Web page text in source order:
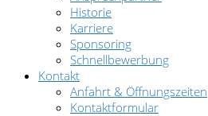
Historie
Karriere
Sponsoring
Schnellbewerbung
Kontakt
Anfahrt & Öffnungszeiten
Kontaktformular